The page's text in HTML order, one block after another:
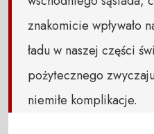
znakomicie wpływało
ładu w naszej części
pożytecznego
niemiłe komplikacje.